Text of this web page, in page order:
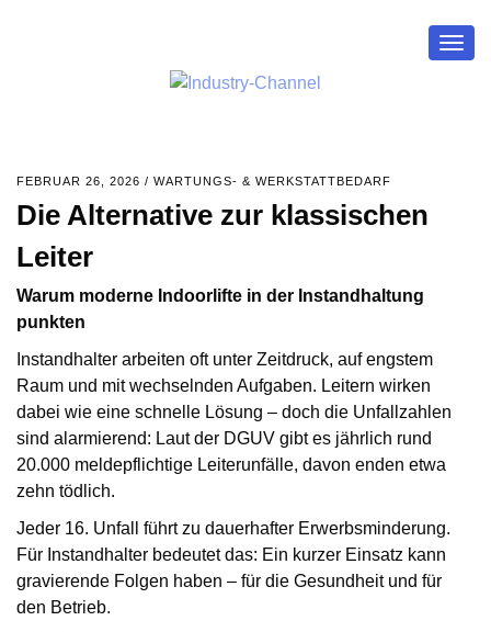
FEBRUAR 26, 2026 / WARTUNGS- & WERKSTATTBEDARF
Die Alternative zur klassischen
Leiter
Warum moderne Indoorlifte in der Instandhaltung
punkten
Instandhalter arbeiten oft unter Zeitdruck, auf engstem
Raum und mit wechselnden Aufgaben. Leitern wirken
dabei wie eine schnelle Lösung – doch die Unfallzahlen
sind alarmierend: Laut der DGUV gibt es jährlich rund
20.000 meldepflichtige Leiterunfälle, davon enden etwa
zehn tödlich.
Jeder 16. Unfall führt zu dauerhafter Erwerbsminderung.
Für Instandhalter bedeutet das: Ein kurzer Einsatz kann
gravierende Folgen haben – für die Gesundheit und für
den Betrieb.